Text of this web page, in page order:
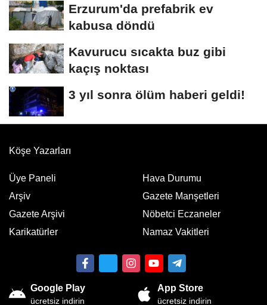
Erzurum'da prefabrik ev
kabusa döndü
Kavurucu sıcakta buz gibi
kaçış noktası
3 yıl sonra ölüm haberi geldi!
Köşe Yazarları
Üye Paneli
Arşiv
Gazete Arşivi
Karikatürler
Hava Durumu
Gazete Manşetleri
Nöbetci Eczaneler
Namaz Vakitleri
Google Play
ücretsiz indirin
App Store
ücretsiz indirin